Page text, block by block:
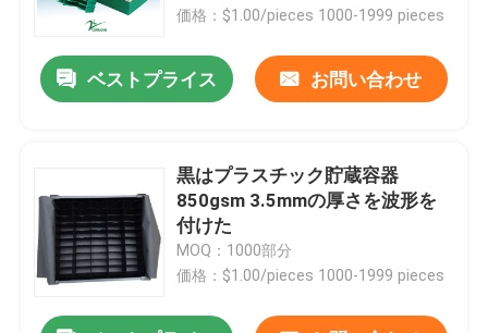
価格：$1.00/pieces 1000-1999 pieces
ベストプライス お問い合わせ
黒はプラスチック貯蔵容器
850gsm 3.5mmの厚さを波形を
付けた
MOQ：1000部分
価格：$1.00/pieces 1000-1999 pieces